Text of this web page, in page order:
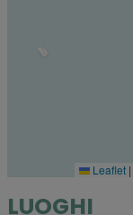
Leaflet |
LUOGHI